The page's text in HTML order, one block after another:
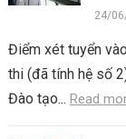
24/
Điểm xét tuyển
thi (đã tính hệ số
Đào tạo... Read